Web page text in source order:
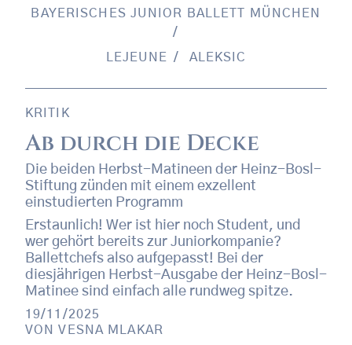
BAYERISCHES JUNIOR BALLETT MÜNCHEN
LEJEUNE ALEKSIC
KRITIK
Ab durch die Decke
Die beiden Herbst-Matineen der Heinz-Bosl-
Stiftung zünden mit einem exzellent
einstudierten Programm
Erstaunlich! Wer ist hier noch Student, und
wer gehört bereits zur Juniorkompanie?
Ballettchefs also aufgepasst! Bei der
diesjährigen Herbst-Ausgabe der Heinz-Bosl-
Matinee sind einfach alle rundweg spitze.
19/11/2025
VONVESNA MLAKAR